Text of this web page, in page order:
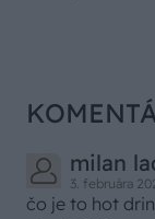
milan
3. februára
čo je to hot